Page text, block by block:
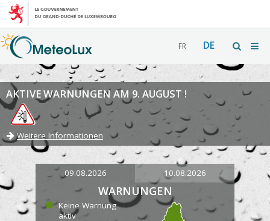
FR DE
AKTIVE WARNUNGEN AM 9. AUGUST !
Weitere Informationen
09.08.2026 10.08.2026
WARNUNGEN
Keine Warnung
aktiv